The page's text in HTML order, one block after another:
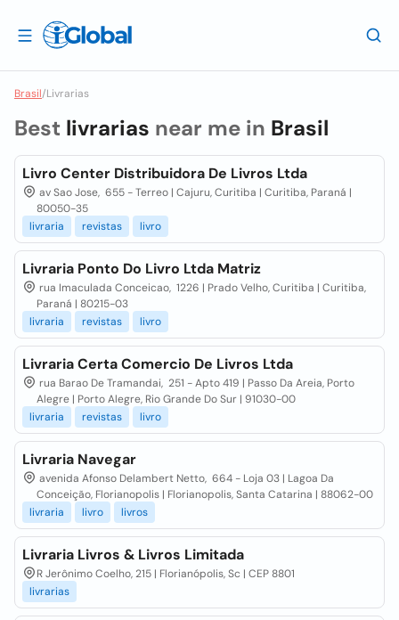
Brasil/Livrarias
Best livrarias near me in Brasil
Livro Center Distribuidora De Livros Ltda
av Sao Jose, 655 - Terreo | Cajuru, Curitiba | Curitiba, Paraná |
80050-35
livraria
revistas livro
Livraria Ponto Do Livro Ltda Matriz
rua Imaculada Conceicao, 1226 | Prado Velho, Curitiba | Curitiba,
Paraná | 80215-03
livraria
revistas livro
Livraria Certa Comercio De Livros Ltda
rua Barao De Tramandai, 251 - Apto 419 | Passo Da Areia, Porto
Alegre | Porto Alegre, Rio Grande Do Sur | 91030-00
livraria
revistas livro
Livraria Navegar
avenida Afonso Delambert Netto, 664 - Loja 03 | Lagoa Da
Conceição, Florianopolis | Florianopolis, Santa Catarina | 88062-00
livraria
livro livros
Livraria Livros & Livros Limitada
R Jerônimo Coelho, 215 | Florianópolis, Sc | CEP 8801
livrarias